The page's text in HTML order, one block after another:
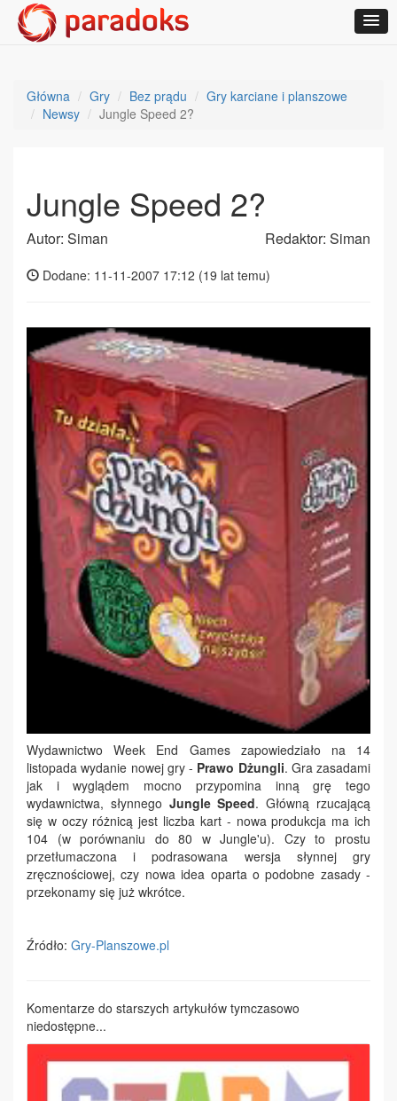
Główna Gry Bez prądu
Gry karciane i planszowe
Newsy
Jungle Speed 2?
Jungle Speed 2?
Autor: Siman Redaktor: Siman
Dodane: 11-11-2007 17:12 (19 lat temu)
Wydawnictwo Week End Games zapowiedziało na 14
listopada wydanie nowej gry - Prawo Dżungli. Gra zasadami
jak i wyglądem mocno przypomina inną grę tego
wydawnictwa, słynnego Jungle Speed. Główną rzucającą
się w oczy różnicą jest liczba kart - nowa produkcja ma ich
104 (w porównaniu do 80 w Jungle'u). Czy to prostu
przetłumaczona i podrasowana wersja słynnej gry
zręcznościowej, czy nowa idea oparta o podobne zasady -
przekonamy się już wkrótce.
Źródło: Gry-Planszowe.pl
Komentarze do starszych artykułów tymczasowo
niedostępne...